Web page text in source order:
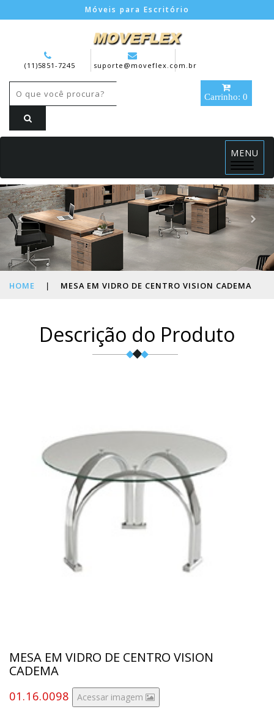
Móveis para Escritório
(11)5851-7245 suporte@moveflex.com.br
Carrinho: 0
MENU
Menu
HOME | MESA EM VIDRO DE CENTRO VISION CADEMA
Descrição do Produto
MESA EM VIDRO DE CENTRO VISION
CADEMA
01.16.0098 Acessar imagem